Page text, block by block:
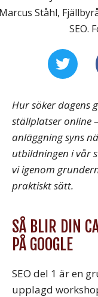
Ståhl,
SEO.
Hur söker dagens
ställplatser online
anläggning syns
utbildningen i vår
vi igenom
praktiskt sätt.
SÅ BLIR DIN
PÅ GOOGLE
SEO del 1 är en
upplagd